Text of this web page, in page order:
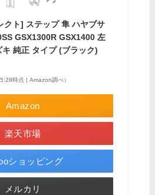
クト] ステップ 隼 ハヤブサ
GSX1300R GSX1400 左
純正 タイプ (ブラック)
時点 | Amazon調べ）
Amazon
楽天市場
ショッピング
メルカリ